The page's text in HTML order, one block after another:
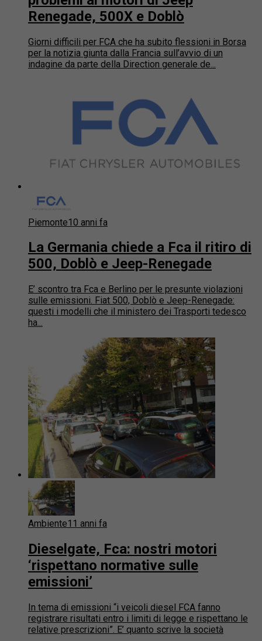
Renegade, 500X e Doblò
Giorni difficili per FCA che ha subito flessioni in Borsa
per la notizia giunta dalla Francia sull’avvio di un
indagine da parte della Direction generale de...
Piemonte10 anni fa
La Germania chiede a Fca il ritiro di
500, Doblò e Jeep-Renegade
E’ scontro tra Fca e Berlino per le presunte violazioni
sulle emissioni. Fiat 500, Doblò e Jeep-Renegade:
questi i modelli che il ministero dei Trasporti tedesco
ha...
Ambiente11 anni fa
Dieselgate, Fca: nostri motori
‘rispettano normative sulle
emissioni’
In tema di emissioni “i veicoli diesel FCA fanno
registrare risultati entro i limiti di legge e rispettano le
relative prescrizioni”. E’ quanto scrive la società